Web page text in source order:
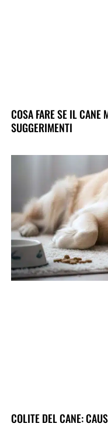
COSA FARE SE IL CANE
SUGGERIMENTI
COLITE DEL CANE: